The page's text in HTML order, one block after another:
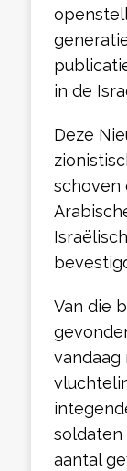
in de
Deze
schoven
Van die
soldaten
aantal